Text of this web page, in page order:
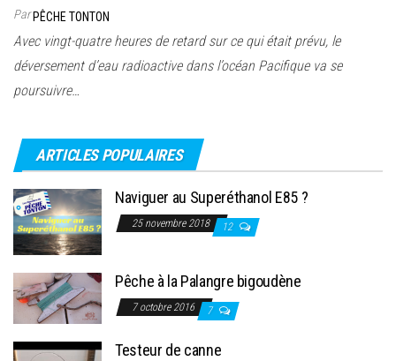
ParPÊCHE TONTON
Avec vingt-quatre heures de retard sur ce qui était prévu, le
déversement d’eau radioactive dans l’océan Pacifique va se
poursuivre…
ARTICLES POPULAIRES
Naviguer au Superéthanol E85 ?
25 novembre 2018 12
Pêche à la Palangre bigoudène
7 octobre 2016 7
Testeur de canne